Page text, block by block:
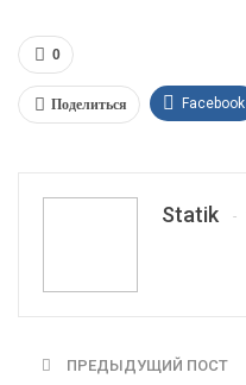
0
Поделиться Facebook
Statik
ПРЕДЫДУЩИЙ ПОСТ